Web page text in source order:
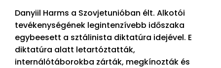
Danyiil Harms a Szovjetunióban élt. Alkotói
tevékenységének legintenzívebb időszaka
egybeesett a sztálinista diktatúra idejével. E
diktatúra alatt letartóztatták,
internálótáborokba zárták, megkínozták és